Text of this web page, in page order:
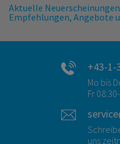
Aktuelle
Empfehlungen, Angebote
+43-1-
Mo bis
Fr
uns